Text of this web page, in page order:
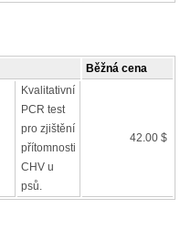
Běžná cena
Kvalitativní
PCR test
pro zjištění
přítomnosti
CHV u
psů.
42.00 $